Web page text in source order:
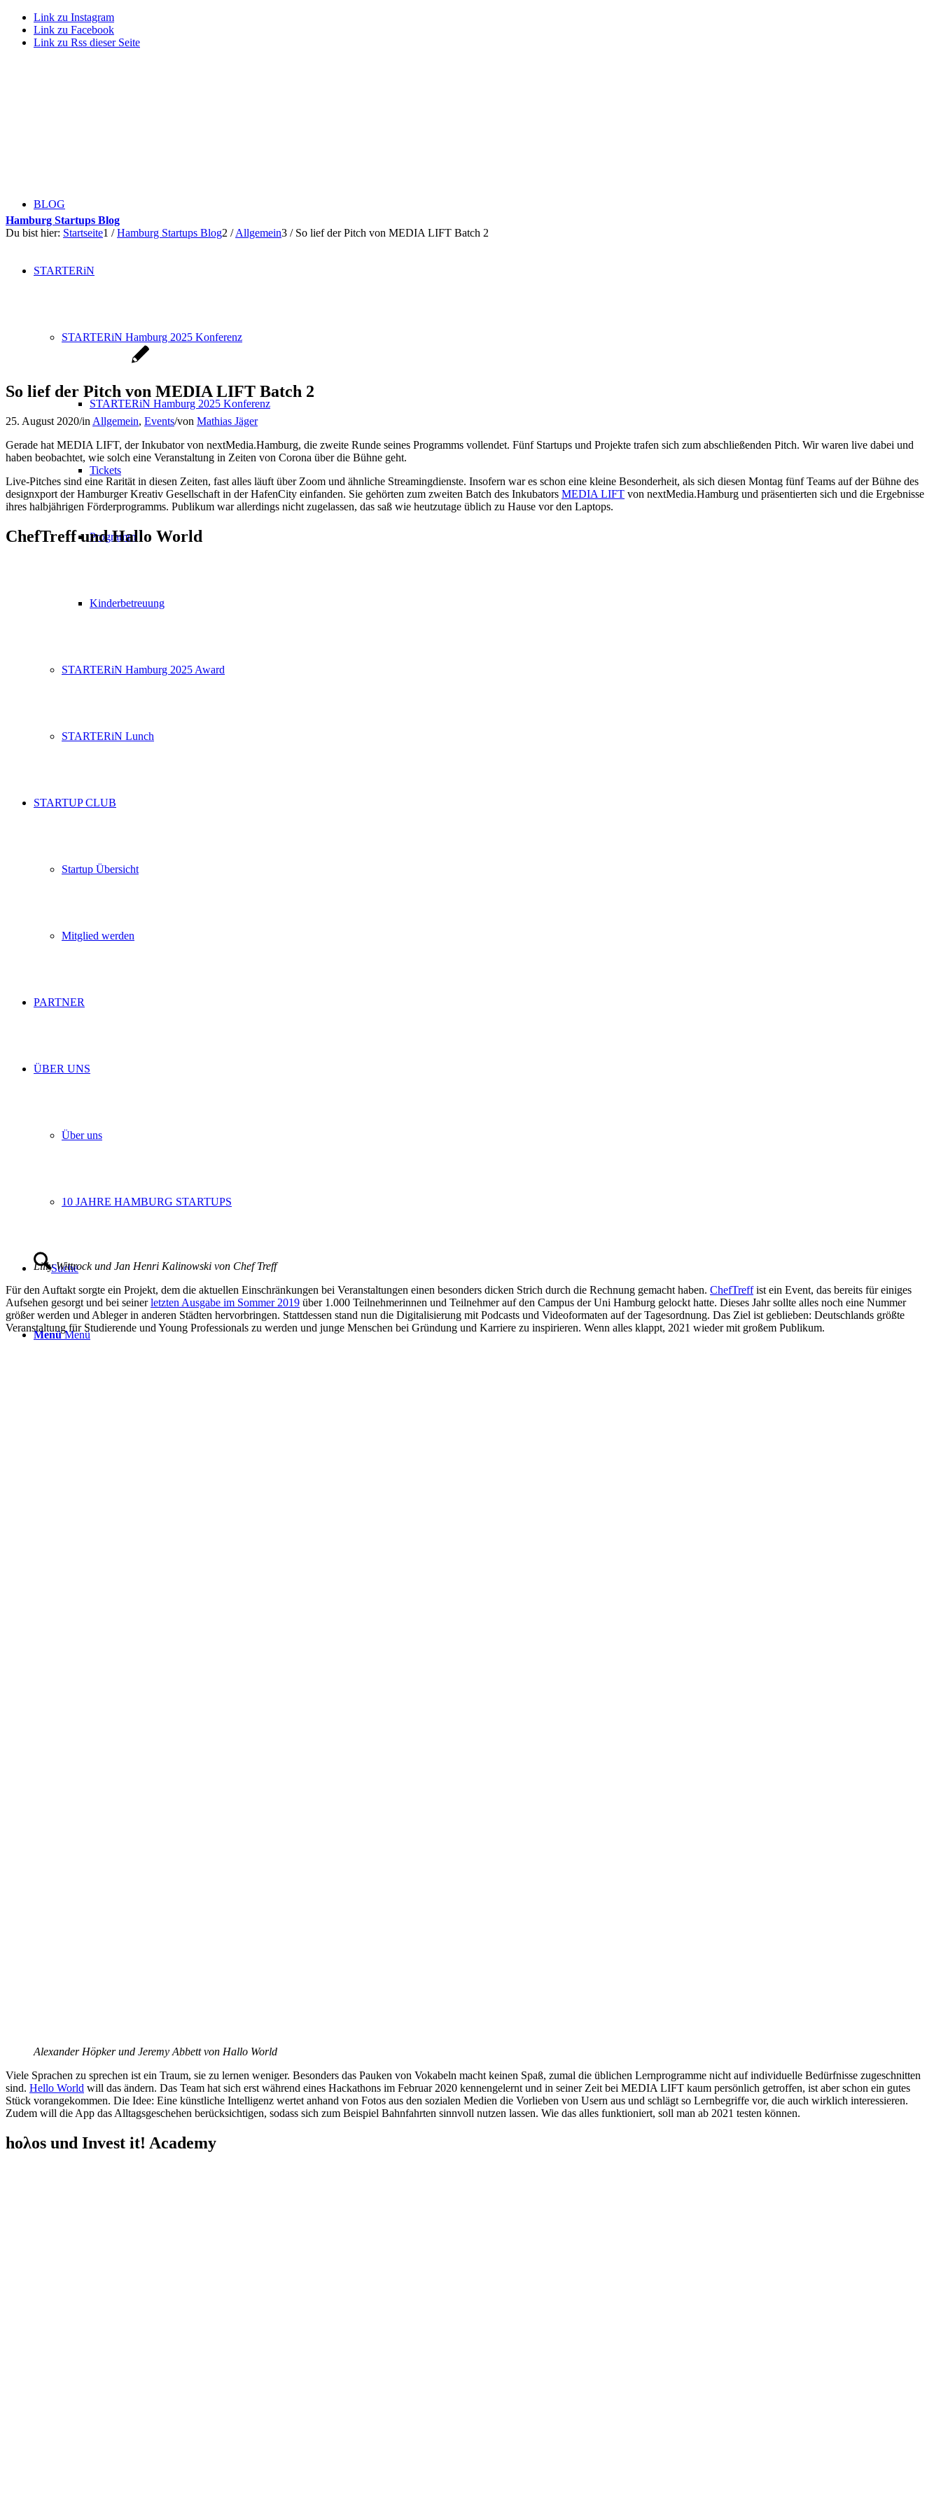
Link zu Instagram
Link zu Facebook
Link zu Rss dieser Seite
BLOG
STARTERiN
STARTERiN Hamburg 2025 Konferenz
STARTERiN Hamburg 2025 Konferenz
Tickets
Programm
Kinderbetreuung
STARTERiN Hamburg 2025 Award
STARTERiN Lunch
STARTUP CLUB
Startup Übersicht
Mitglied werden
PARTNER
ÜBER UNS
Über uns
10 JAHRE HAMBURG STARTUPS
Suche
Menü Menü
Hamburg Startups Blog
Du bist hier: Startseite1 / Hamburg Startups Blog2 / Allgemein3 / So lief der Pitch von MEDIA LIFT Batch 2
So lief der Pitch von MEDIA LIFT Batch 2
25. August 2020/in Allgemein, Events/von Mathias Jäger
Gerade hat MEDIA LIFT, der Inkubator von nextMedia.Hamburg, die zweite Runde seines Programms vollendet. Fünf Startups und Projekte trafen sich zum abschließenden Pitch. Wir waren live dabei und
haben beobachtet, wie solch eine Veranstaltung in Zeiten von Corona über die Bühne geht.
Live-Pitches sind eine Rarität in diesen Zeiten, fast alles läuft über Zoom und ähnliche Streamingdienste. Insofern war es schon eine kleine Besonderheit, als sich diesen Montag fünf Teams auf der Bühne des
designxport der Hamburger Kreativ Gesellschaft in der HafenCity einfanden. Sie gehörten zum zweiten Batch des Inkubators MEDIA LIFT von nextMedia.Hamburg und präsentierten sich und die Ergebnisse
ihres halbjährigen Förderprogramms. Publikum war allerdings nicht zugelassen, das saß wie heutzutage üblich zu Hause vor den Laptops.
ChefTreff und Hallo World
Lilly Wittrock und Jan Henri Kalinowski von Chef Treff
Für den Auftakt sorgte ein Projekt, dem die aktuellen Einschränkungen bei Veranstaltungen einen besonders dicken Strich durch die Rechnung gemacht haben. ChefTreffist ein Event, das bereits für einiges
Aufsehen gesorgt und bei seinerletzten Ausgabe im Sommer 2019 über 1.000 Teilnehmerinnen und Teilnehmer auf den Campus der Uni Hamburg gelockt hatte. Dieses Jahr sollte alles noch eine Nummer
größer werden und Ableger in anderen Städten hervorbringen. Stattdessen stand nun die Digitalisierung mit Podcasts und Videoformaten auf der Tagesordnung. Das Ziel ist geblieben: Deutschlands größte
Veranstaltung für Studierende und Young Professionals zu werden und junge Menschen bei Gründung und Karriere zu inspirieren. Wenn alles klappt, 2021 wieder mit großem Publikum.
Alexander Höpker und Jeremy Abbett von Hallo World
Viele Sprachen zu sprechen ist ein Traum, sie zu lernen weniger. Besonders das Pauken von Vokabeln macht keinen Spaß, zumal die üblichen Lernprogramme nicht auf individuelle Bedürfnisse zugeschnitten
sind. Hello World will das ändern. Das Team hat sich erst während eines Hackathons im Februar 2020 kennengelernt und in seiner Zeit bei MEDIA LIFT kaum persönlich getroffen, ist aber schon ein gutes
Stück vorangekommen. Die Idee: Eine künstliche Intelligenz wertet anhand von Fotos aus den sozialen Medien die Vorlieben von Usern aus und schlägt so Lernbegriffe vor, die auch wirklich interessieren.
Zudem will die App das Alltagsgeschehen berücksichtigen, sodass sich zum Beispiel Bahnfahrten sinnvoll nutzen lassen. Wie das alles funktioniert, soll man ab 2021 testen können.
hoλos und Invest it! Academy